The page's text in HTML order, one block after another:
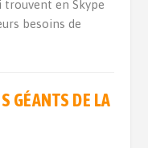
trouvent en Skype
besoins de
GÉANTS DE LA